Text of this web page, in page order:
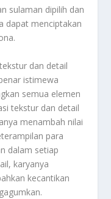
sulaman dipilih dan
dapat menciptakan
dan detail
istimewa
semua elemen
tekstur dan detail
menambah nilai
para
dalam setiap
karyanya
kecantikan